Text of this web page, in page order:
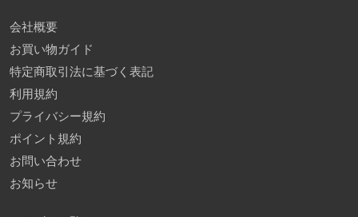
会社概要
お買い物ガイド
特定商取引法に基づく表記
利用規約
プライバシー規約
ポイント規約
お問い合わせ
お知らせ